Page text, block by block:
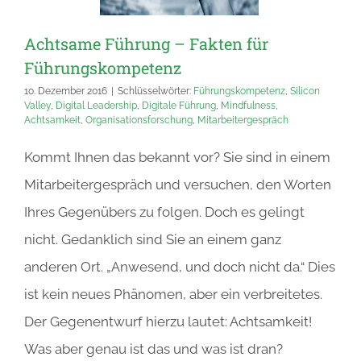
Achtsame Führung – Fakten für
Führungskompetenz
10. Dezember 2016 Schlüsselwörter: Führungskompetenz, Silicon
Valley, Digital Leadership, Digitale Führung, Mindfulness,
Achtsamkeit, Organisationsforschung, Mitarbeitergespräch
Kommt Ihnen das bekannt vor? Sie sind in einem
Mitarbeitergespräch und versuchen, den Worten
Ihres Gegenübers zu folgen. Doch es gelingt
nicht. Gedanklich sind Sie an einem ganz
anderen Ort. „Anwesend, und doch nicht da.“ Dies
ist kein neues Phänomen, aber ein verbreitetes.
Der Gegenentwurf hierzu lautet: Achtsamkeit!
Was aber genau ist das und was ist dran?